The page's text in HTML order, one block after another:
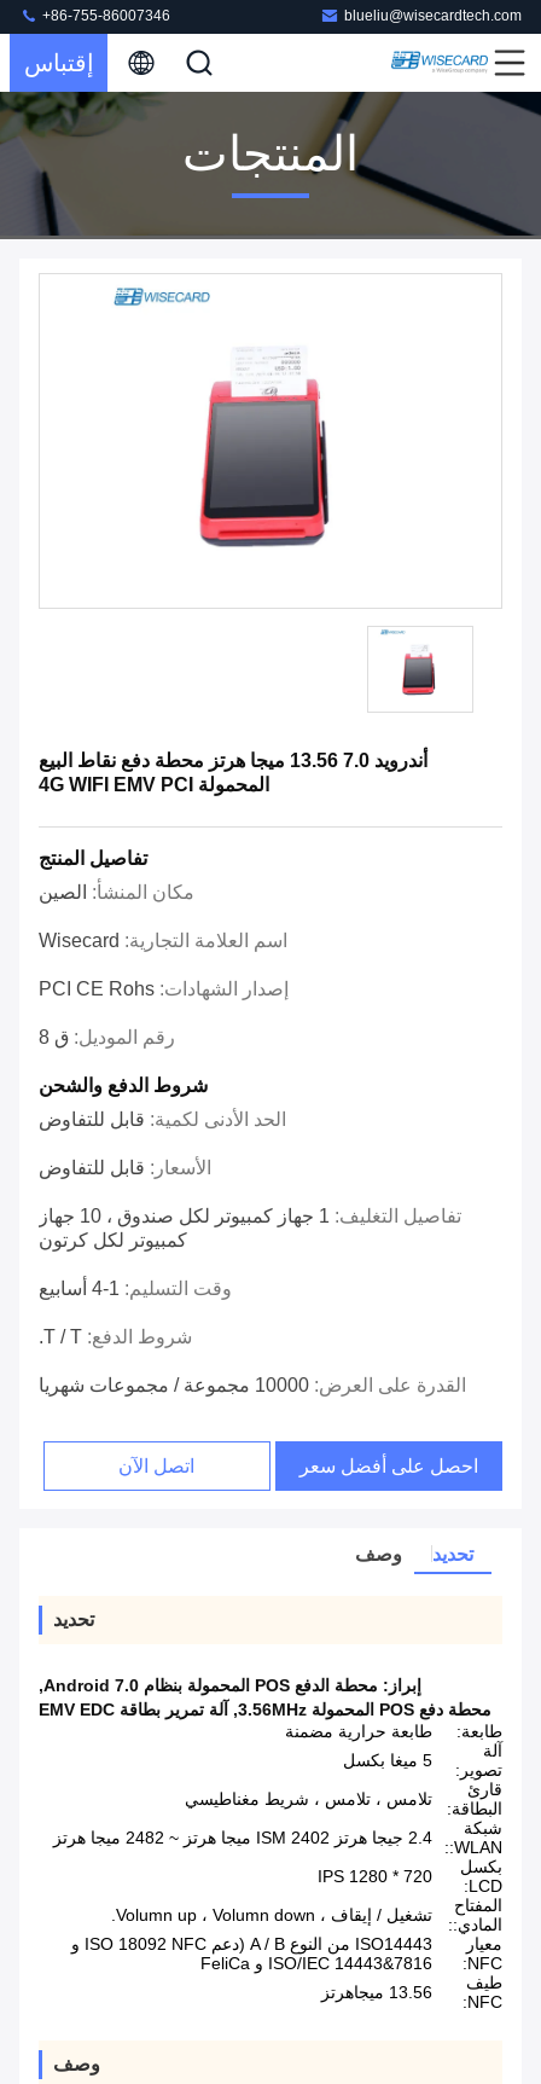
blueliu@wisecardtech.com
+86-755-86007346
إقتباس
المنتجات
أندرويد 7.0 13.56 ميجا هرتز محطة دفع نقاط البيع
المحمولة 4G WIFI EMV PCI
تفاصيل المنتج
مكان المنشأ: الصين
اسم العلامة التجارية: Wisecard
إصدار الشهادات: PCI CE Rohs
رقم الموديل: ق 8
شروط الدفع والشحن
الحد الأدنى لكمية: قابل للتفاوض
الأسعار: قابل للتفاوض
تفاصيل التغليف:
1 جهاز كمبيوتر لكل صندوق ، 10 جهاز
كمبيوتر لكل كرتون
وقت التسليم: 1-4 أسابيع
شروط الدفع: T / T.
القدرة على العرض: 10000 مجموعة / مجموعات شهريا
احصل على أفضل سعر اتصل الآن
تحديد وصف
تحديد
إبراز: محطة الدفع POS المحمولة بنظام Android 7.0
,
محطة دفع POS المحمولة 3.56MHz
, آلة تمرير بطاقة EMV EDC
طابعة:
طابعة حرارية مضمنة
آلة
تصوير:
5 ميغا بكسل
قارئ
البطاقة:
تلامس ، تلامس ، شريط مغناطيسي
شبكة
WLAN::
2.4 جيجا هرتز ISM 2402 ميجا هرتز ~ 2482 ميجا هرتز
بكسل
LCD:
720 * 1280 IPS
المفتاح
المادي::
تشغيل / إيقاف ، Volumn up ، Volumn down.
معيار
NFC:
ISO14443 من النوع A / B (دعم ISO 18092 NFC و
ISO/IEC 14443&7816 و FeliCa
طيف
NFC:
13.56 ميجاهرتز
وصف